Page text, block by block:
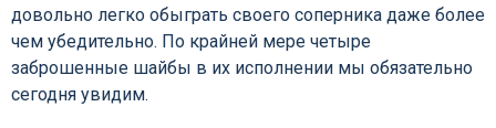
довольно легко обыграть своего соперника даже более
чем убедительно. По крайней мере четыре
заброшенные шайбы в их исполнении мы обязательно
сегодня увидим.